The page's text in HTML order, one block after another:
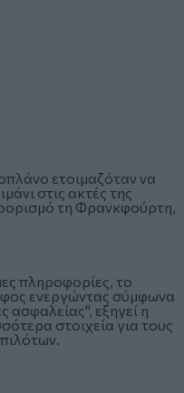
ετοιμαζόταν να
στις ακτές της
τη Φρανκφούρτη,
πληροφορίες, το
ενεργώντας σύμφωνα
ασφαλείας", εξηγεί η
στοιχεία για τους